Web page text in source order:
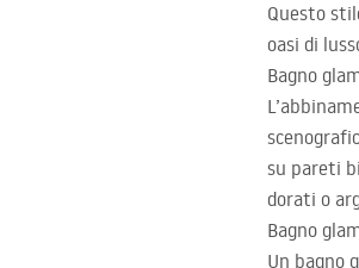
Questo
oasi di
Bagno
su pareti
dorati o
Bagno
Un bagno